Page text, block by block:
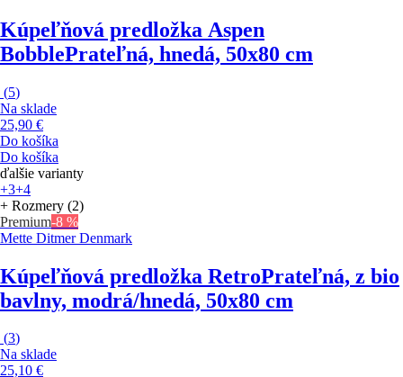
Kúpeľňová predložka Aspen
BobblePrateľná, hnedá, 50x80 cm
(5)
Na sklade
25,90 €
Do košíka
Do košíka
ďalšie varianty
+3+4
+ Rozmery (2)
Premium-8 %
Mette Ditmer Denmark
Kúpeľňová predložka RetroPrateľná, z bio
bavlny, modrá/hnedá, 50x80 cm
(3)
Na sklade
25,10 €